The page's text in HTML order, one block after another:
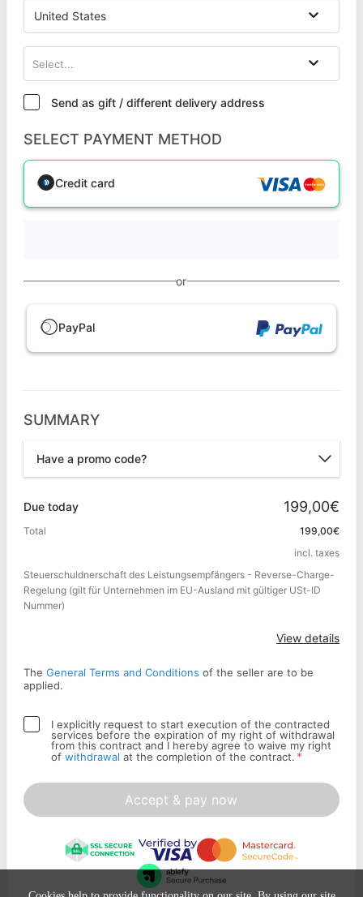
United States
Select...
Send as gift / different delivery address
SELECT PAYMENT METHOD
Credit card
or
PayPal
SUMMARY
Have a promo code?
Due today 199,00€
Total
199,00€
incl. taxes
Steuerschuldnerschaft des Leistungsempfängers - Reverse-Charge-
Regelung (gilt für Unternehmen im EU-Ausland mit gültiger USt-ID
Nummer)
View details
The General Terms and Conditions of the seller are to be
applied.
I explicitly request to start execution of the contracted
services before the expiration of my right of withdrawal
from this contract and I hereby agree to waive my right
of withdrawal at the completion of the contract. *
Accept & pay now